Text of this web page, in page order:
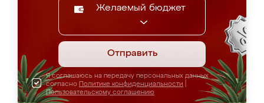
Желаемый бюджет
Отправить
Я соглашаюсь на передачу персональных данных
согласно Политике конфиденциальности
Пользовательскому соглашению